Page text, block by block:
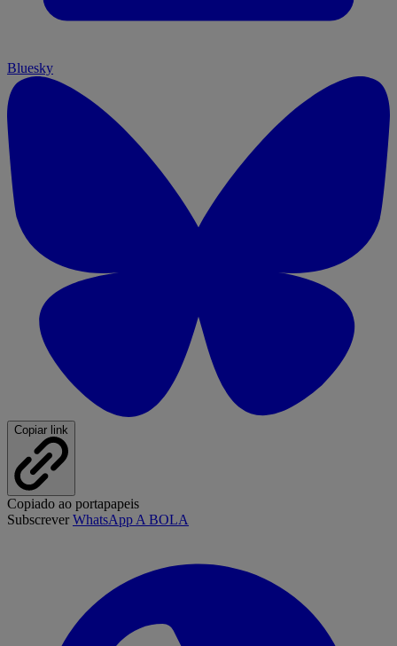
Bluesky
Copiar link
Copiado ao portapapeis
SubscreverWhatsApp A BOLA